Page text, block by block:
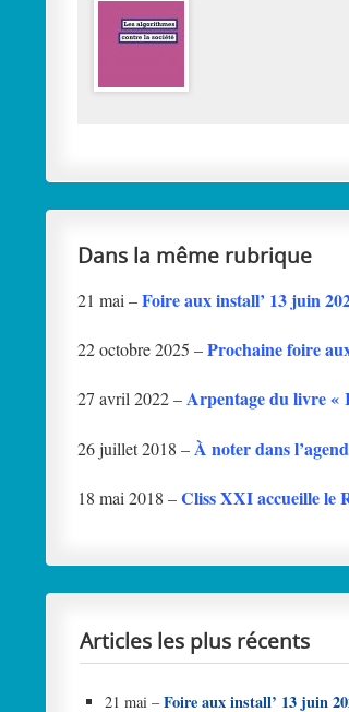
Dans la même rubrique
21 mai –Foire aux install’ 13 juin
22 octobre 2025 –Prochaine foire
27 avril 2022 –Arpentage du livre «
26 juillet 2018 –À noter dans
18 mai 2018 –Cliss XXI accueille le
Articles les plus récents
21 mai –Foire aux install’ 13 juin